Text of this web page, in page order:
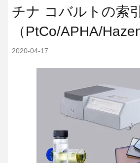
チナ コバルトの索引
（PtCo/APHA/
2020-04-17